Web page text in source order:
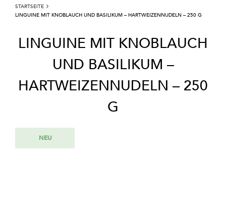
NEU
STARTSEITE
LINGUINE MIT KNOBLAUCH UND BASILIKUM – HARTWEIZENNUDELN – 250 G
LINGUINE MIT KNOBLAUCH
UND BASILIKUM –
HARTWEIZENNUDELN – 250
G